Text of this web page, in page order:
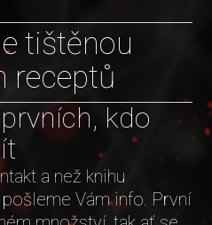
tištěnou
receptů
kdo
a než knihu
Vám info. První